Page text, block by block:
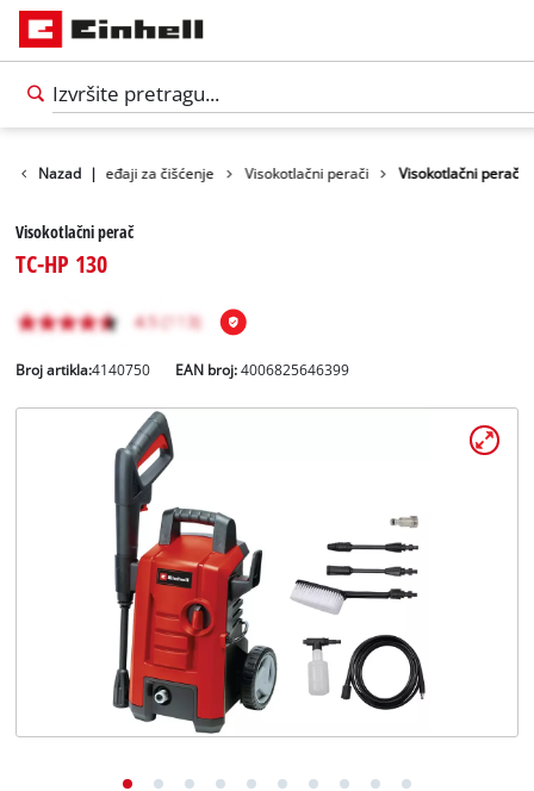
Nazad |Uređaji za čišćenje Visokotlačni perači Visokotlačni perač
Visokotlačni perač
TC-HP 130
Broj artikla:4140750 EAN broj:4006825646399